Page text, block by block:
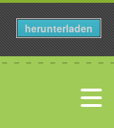
herunterladen